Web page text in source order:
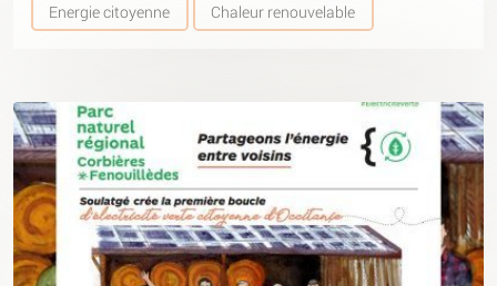
Energie citoyenne Chaleur renouvelable